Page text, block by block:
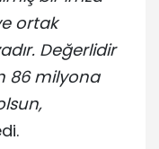
ortak
Değerlidir
86 milyona